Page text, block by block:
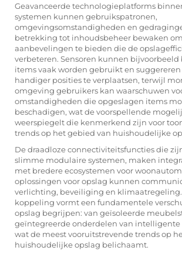
Geavanceerde technologieplatforms
systemen kunnen gebruikspatronen,
omgevingsomstandigheden en
betrekking tot inhoudsbeheer bewaken
aanbevelingen te bieden die de
verbeteren. Sensoren kunnen
items vaak worden gebruikt en suggereren
handiger posities te verplaatsen, terwijl
omgeving gebruikers kan waarschuwen
omstandigheden die opgeslagen items
beschadigen, wat de voorspellende
weerspiegelt die kenmerkend zijn voor
trends op het gebied van huishoudelijke
De draadloze connectiviteitsfuncties die
slimme modulaire systemen, maken
met bredere ecosystemen voor
oplossingen voor opslag kunnen
verlichting, beveiliging en
koppeling vormt een fundamentele
opslag begrijpen: van geïsoleerde
geïntegreerde onderdelen van
wat de meest vooruitstrevende trends op
huishoudelijke opslag belichaamt.